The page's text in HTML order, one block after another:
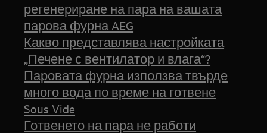
регенериране на пара на вашата
парова фурна AEG
Какво представлява настройката
„Печене с вентилатор и влага“?
Паровата фурна използва твърде
много вода по време на готвене
Sous Vide
Готвенето на пара не работи